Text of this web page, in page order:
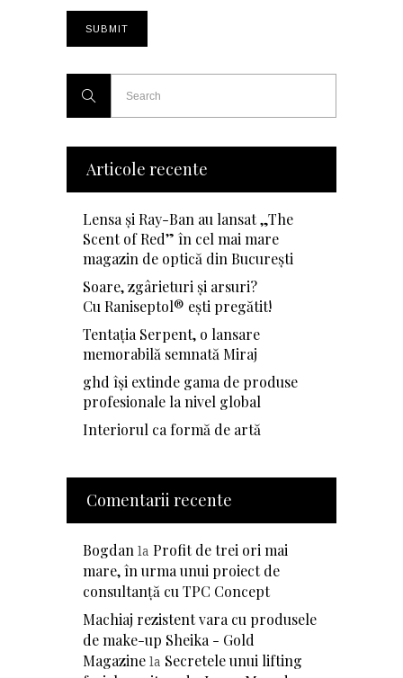
Articole recente
Lensa și Ray-Ban au lansat „The
Scent of Red” în cel mai mare
magazin de optică din București
Soare, zgârieturi și arsuri?
Cu Raniseptol® ești pregătit!
Tentația Serpent, o lansare
memorabilă semnată Miraj
ghd își extinde gama de produse
profesionale la nivel global
Interiorul ca formă de artă
Comentarii recente
Bogdan la Profit de trei ori mai
mare, în urma unui proiect de
consultanță cu TPC Concept
Machiaj rezistent vara cu produsele
de make-up Sheika - Gold
Magazine la Secretele unui lifting